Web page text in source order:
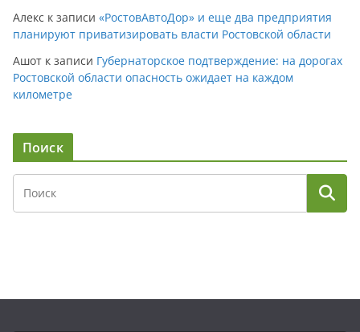
Алекс к записи «РостовАвтоДор» и еще два предприятия
планируют приватизировать власти Ростовской области
Ашот к записи Губернаторское подтверждение: на дорогах
Ростовской области опасность ожидает на каждом
километре
Поиск